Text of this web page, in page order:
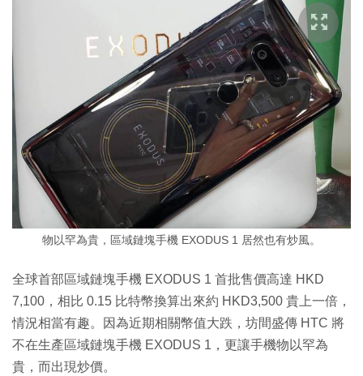
物以罕為貴，區域鏈塊手機 EXODUS 1 居然也有炒風。
全球首部區域鏈塊手機 EXODUS 1 首批售價高達 HKD
7,100，相比 0.15 比特幣換算出來約 HKD3,500 貴上一倍，
情況相當有趣。因為近期相關幣值大跌，坊間盛傳 HTC 將
不在生產區域鏈塊手機 EXODUS 1，更讓手機物以罕為
貴，而出現炒價。